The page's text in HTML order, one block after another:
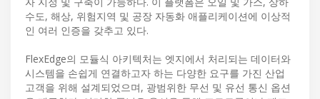
수도, 해상, 위험지역 및 공장 자동화 애플리케이션에 이상적
인 여러 인증을 갖추고 있다.
FlexEdge의 모듈식 아키텍처는 엣지에서 처리되는 데이터와
시스템을 손쉽게 연결하고자 하는 다양한 요구를 가진 산업
고객을 위해 설계되었으며, 광범위한 무선 및 유선 통신 옵션